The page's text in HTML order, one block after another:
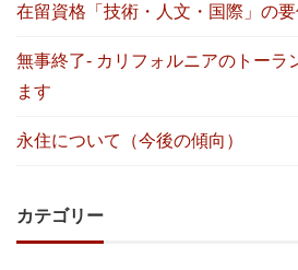
在留資格「技術・人文・国際」の
無事終了- カリフォルニアのトーラ
ます
永住について（今後の傾向）
カテゴリー